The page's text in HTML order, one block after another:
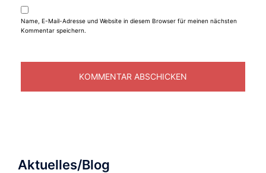
Name, E-Mail-Adresse und Website in diesem Browser für meinen nächsten
Kommentar speichern.
Aktuelles/Blog